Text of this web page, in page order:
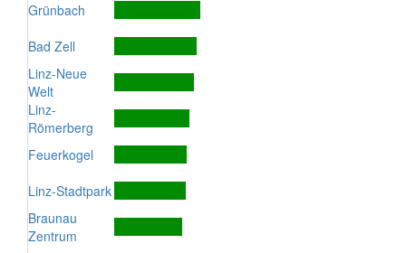
Grünbach
Bad Zell
Linz-Neue
Welt
Linz-
Römerberg
Feuerkogel
Linz-Stadtpark
Braunau
Zentrum